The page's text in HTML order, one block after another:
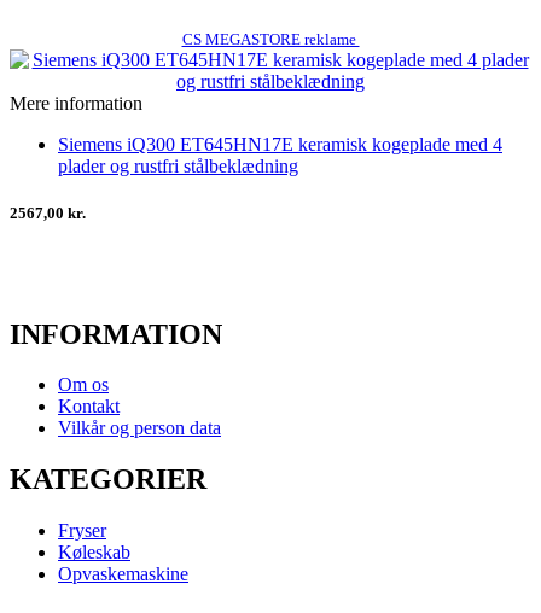
CS MEGASTORE reklame
Mere information
Siemens iQ300 ET645HN17E keramisk kogeplade med 4
plader og rustfri stålbeklædning
2567,00 kr.
INFORMATION
Om os
Kontakt
Vilkår og person data
KATEGORIER
Fryser
Køleskab
Opvaskemaskine